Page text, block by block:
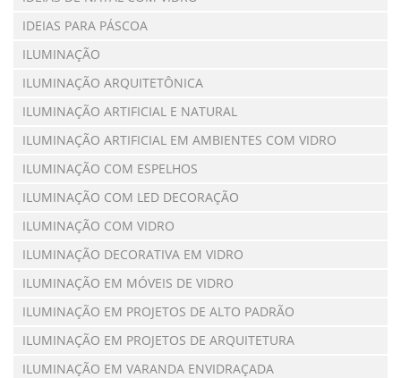
IDEIAS PARA PÁSCOA
ILUMINAÇÃO
ILUMINAÇÃO ARQUITETÔNICA
ILUMINAÇÃO ARTIFICIAL E NATURAL
ILUMINAÇÃO ARTIFICIAL EM AMBIENTES COM VIDRO
ILUMINAÇÃO COM ESPELHOS
ILUMINAÇÃO COM LED DECORAÇÃO
ILUMINAÇÃO COM VIDRO
ILUMINAÇÃO DECORATIVA EM VIDRO
ILUMINAÇÃO EM MÓVEIS DE VIDRO
ILUMINAÇÃO EM PROJETOS DE ALTO PADRÃO
ILUMINAÇÃO EM PROJETOS DE ARQUITETURA
ILUMINAÇÃO EM VARANDA ENVIDRAÇADA